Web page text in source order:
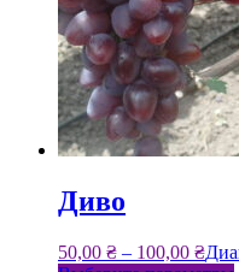
Диво
50,00 ₴ – 100,00 ₴